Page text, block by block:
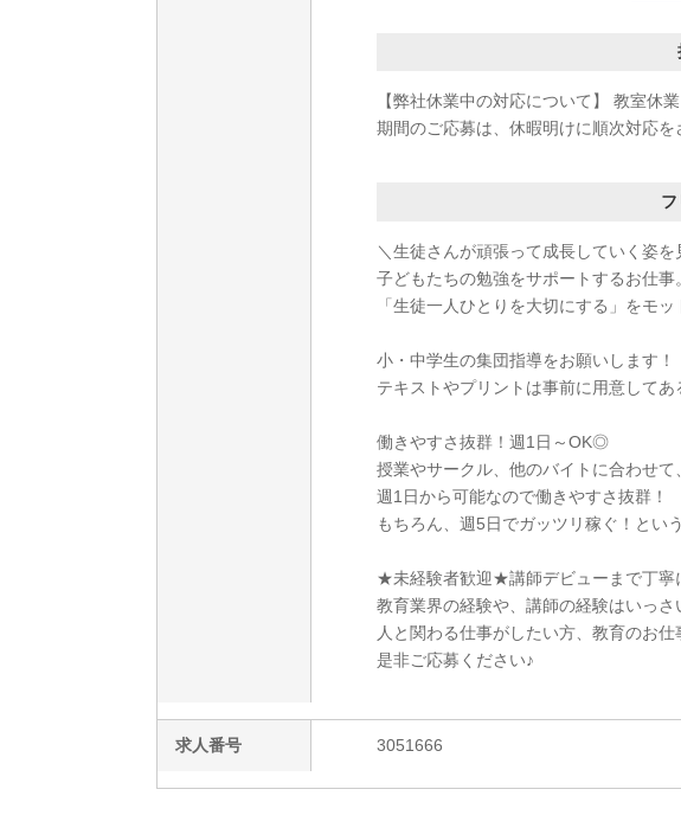
【弊社休業中の対応について】 教室休
期間のご応募は、休暇明けに順次対応を
フ
＼生徒さんが頑張って成長していく姿
子どもたちの勉強をサポートするお仕事。
「生徒一人ひとりを大切にする」をモ
小・中学生の集団指導をお願いします！
テキストやプリントは事前に用意してあ
働きやすさ抜群！週1日～OK◎
授業やサークル、他のバイトに合わせて
週1日から可能なので働きやすさ抜群！
もちろん、週5日でガッツリ稼ぐ！とい
★未経験者歓迎★講師デビューまで丁寧
教育業界の経験や、講師の経験はいっさ
人と関わる仕事がしたい方、教育のお仕
是非ご応募ください♪
求人番号 3051666